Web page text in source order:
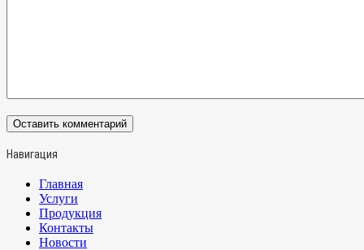
Навигация
Главная
Услуги
Продукция
Контакты
Новости